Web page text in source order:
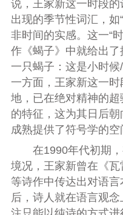
说，王家新这一时段
出现的季节性词汇，如
非时间的实感。这一“
作《蝎子》中就给出
一只蝎子：这是小时
一方面，王家新这一时
地，已在绝对精神的
的特征，这为其日后
成熟提供了符号学的空
在1990年代初期，
境况，王家新曾在《瓦
等诗作中传达出对语
后，诗人就在语言观